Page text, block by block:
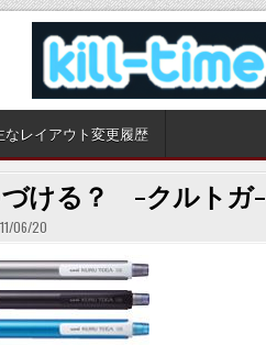
なレイアウト変更履歴
づける？ -クルトガ-
06/20